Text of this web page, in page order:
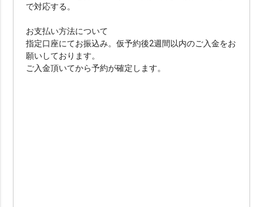
で対応する。
お支払い方法について
指定口座にてお振込み。仮予約後2週間以内のご入金をお
願いしております。
ご入金頂いてから予約が確定します。